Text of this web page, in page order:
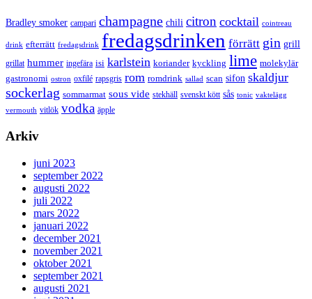
Bradley smoker campari champagne chili citron cocktail cointreau
drink efterrätt fredagsdrink fredagsdrinken förrätt gin grill
grillat hummer ingefära isi karlstein koriander kyckling lime molekylär
gastronomi ostron oxfilé rapsgris rom romdrink sallad scan sifon skaldjur
sockerlag sommarmat sous vide stekhäll svenskt kött sås tonic vaktelägg
vermouth vitlök vodka äpple
Arkiv
juni 2023
september 2022
augusti 2022
juli 2022
mars 2022
januari 2022
december 2021
november 2021
oktober 2021
september 2021
augusti 2021